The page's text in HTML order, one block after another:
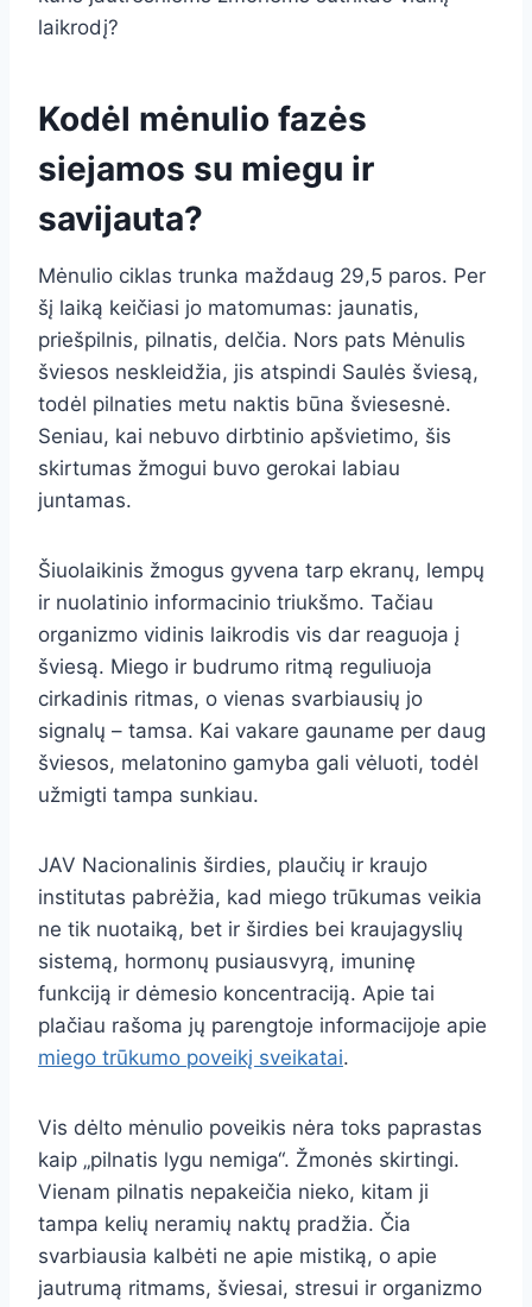
laikrodį?
Kodėl mėnulio fazės
siejamos su miegu ir
savijauta?
Mėnulio ciklas trunka maždaug 29,5 paros. Per
šį laiką keičiasi jo matomumas: jaunatis,
priešpilnis, pilnatis, delčia. Nors pats Mėnulis
šviesos neskleidžia, jis atspindi Saulės šviesą,
todėl pilnaties metu naktis būna šviesesnė.
Seniau, kai nebuvo dirbtinio apšvietimo, šis
skirtumas žmogui buvo gerokai labiau
juntamas.
Šiuolaikinis žmogus gyvena tarp ekranų, lempų
ir nuolatinio informacinio triukšmo. Tačiau
organizmo vidinis laikrodis vis dar reaguoja į
šviesą. Miego ir budrumo ritmą reguliuoja
cirkadinis ritmas, o vienas svarbiausių jo
signalų – tamsa. Kai vakare gauname per daug
šviesos, melatonino gamyba gali vėluoti, todėl
užmigti tampa sunkiau.
JAV Nacionalinis širdies, plaučių ir kraujo
institutas pabrėžia, kad miego trūkumas veikia
ne tik nuotaiką, bet ir širdies bei kraujagyslių
sistemą, hormonų pusiausvyrą, imuninę
funkciją ir dėmesio koncentraciją. Apie tai
plačiau rašoma jų parengtoje informacijoje apie
miego trūkumo poveikį sveikatai.
Vis dėlto mėnulio poveikis nėra toks paprastas
kaip „pilnatis lygu nemiga“. Žmonės skirtingi.
Vienam pilnatis nepakeičia nieko, kitam ji
tampa kelių neramių naktų pradžia. Čia
svarbiausia kalbėti ne apie mistiką, o apie
jautrumą ritmams, šviesai, stresui ir organizmo